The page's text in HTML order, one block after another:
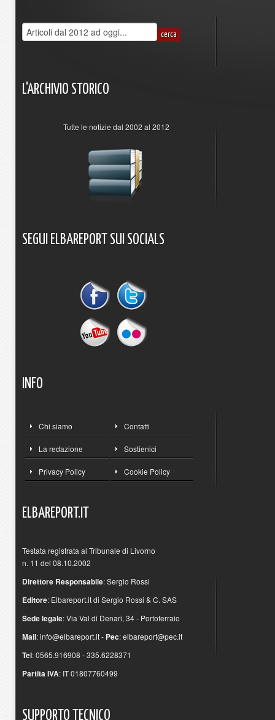
L'ARCHIVIO STORICO
Tutte le notizie dal 2002 al 2012
SEGUI ELBAREPORT SUI SOCIALS
INFO
Chi siamo Contatti
La redazione Sostienici
Privacy Policy Cookie Policy
ELBAREPORT.IT
Testata registrata al Tribunale di Livorno
n. 11 del 08.10.2002
Direttore Responsabile: Sergio Rossi
Editore: Elbareport.it di Sergio Rossi & C. SAS
Sede legale: Via Val di Denari, 34 - Portoferraio
Mail:info@elbareport.it- Pec:elbareport@pec.it
Tel: 0565.916908 - 335.6228371
Partita IVA: IT 01807760499
SUPPORTO TECNICO